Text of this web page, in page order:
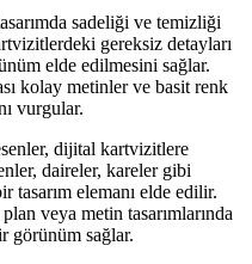
sadeliği ve temizliği
gereksiz detayları
elde edilmesini sağlar.
kolay metinler ve basit renk
vurgular.
dijital kartvizitlere
daireler, kareler gibi
tasarım elemanı elde edilir.
veya metin tasarımlarında
görünüm sağlar.